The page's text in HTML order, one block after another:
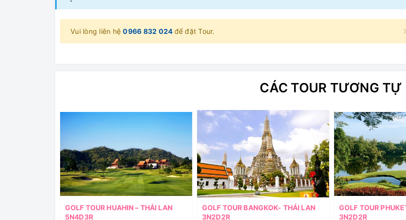
Vui lòng liên hệ0966 832 024 để đặt Tour.
CÁC TOUR TƯƠNG TỰ
GOLF TOUR HUAHIN – THÁI LAN
5N4D3R
GOLF TOUR BANGKOK- THÁI LAN
3N2D2R
GOLF TOUR
3N2D2R